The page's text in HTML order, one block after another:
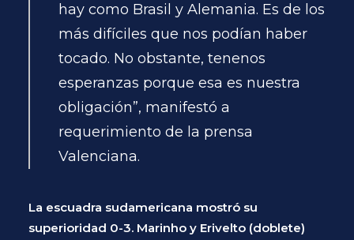
hay como Brasil y Alemania. Es de los
más difíciles que nos podían haber
tocado. No obstante, tenenos
esperanzas porque esa es nuestra
obligación”, manifestó a
requerimiento de la prensa
Valenciana.
La escuadra sudamericana mostró su
superioridad 0-3. Marinho y Erivelto (doblete)